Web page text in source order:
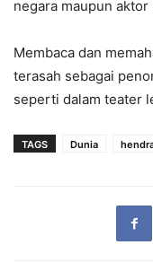
negara maupun
Membaca dan
terasah sebagai
seperti dalam teater
TAGS Dunia